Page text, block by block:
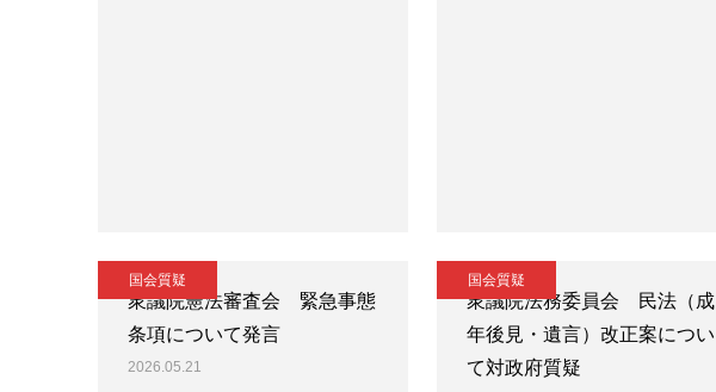
国会質疑
衆議院憲法審査会 緊急事態
条項について発言
2026.05.21
国会質疑
衆議院法務委員会 民法（成
年後見・遺言）改正案につい
て対政府質疑